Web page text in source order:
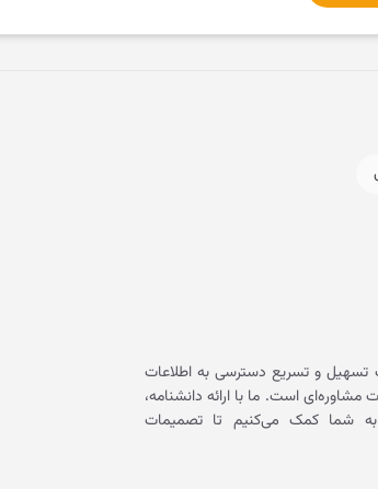
و تسریع دسترسی به اطلاعات
است. ما با ارائه دانشنامه،
به شما کمک می‌کنیم تا تصمیمات